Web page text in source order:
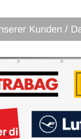
Kunden /